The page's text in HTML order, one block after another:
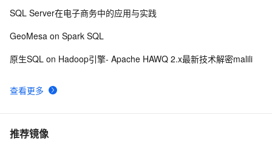
查看更多
SQL Server在电子商务中的应用与实践
GeoMesa on Spark SQL
原生SQL on Hadoop引擎- Apache HAWQ 2.x最新技术解密malili
推荐镜像